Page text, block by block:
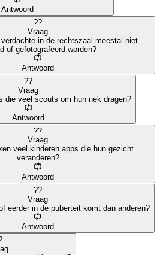
Antwoord
??
Vraag
in de rechtszaal meestal niet
of gefotografeerd worden?
Antwoord
??
Vraag
die veel scouts om hun nek dragen?
Antwoord
??
Vraag
veel kinderen apps die hun gezicht
veranderen?
Antwoord
??
Vraag
eerder in de puberteit komt dan anderen?
Antwoord